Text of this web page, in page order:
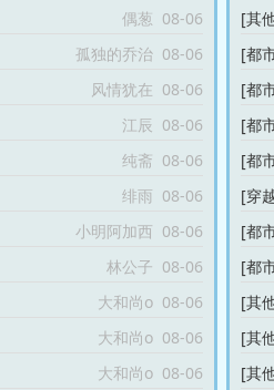
偶葱 08-06
孤独的乔治 08-06
风情犹在 08-06
江辰 08-06
纯斋 08-06
绯雨 08-06
小明阿加西 08-06
林公子 08-06
大和尚o 08-06
大和尚o 08-06
大和尚o 08-06
[其
[都
[都
黑
[都
[都
[穿
[都
[都
[其
死
[其
杀
[其